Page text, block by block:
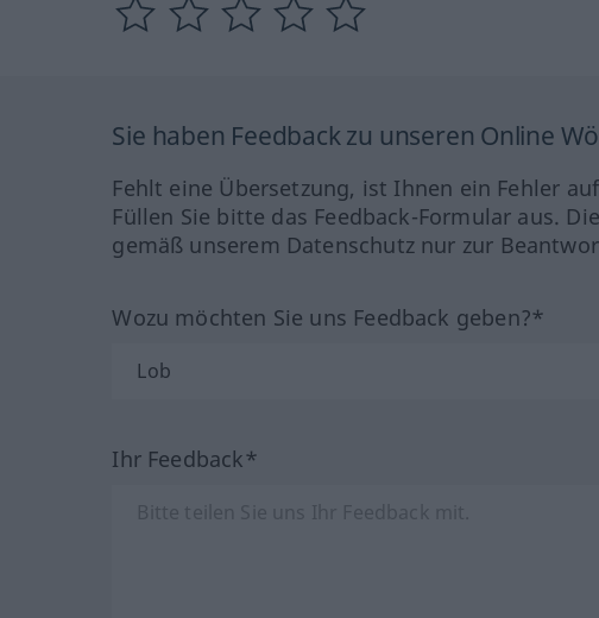
Sie haben Feedback zu unseren Online
Fehlt eine Übersetzung, ist Ihnen ein Fehler
Füllen Sie bitte das Feedback-Formular aus.
gemäß unserem Datenschutz nur zur
Wozu möchten Sie uns Feedback geben?*
Ihr Feedback*